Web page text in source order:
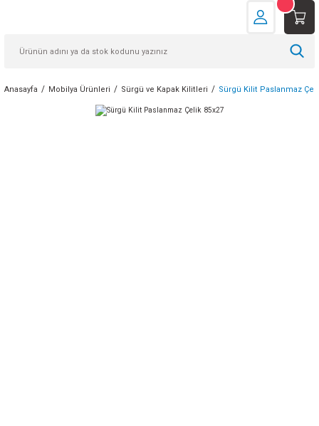
Anasayfa Mobilya Ürünleri Sürgü ve Kapak Kilitleri Sürgü Kilit Paslanmaz